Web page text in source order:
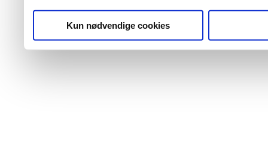
Kun nødvendige cookies